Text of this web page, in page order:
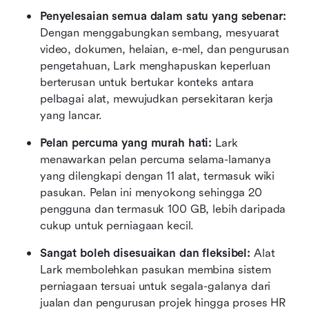
Penyelesaian semua dalam satu yang sebenar:
Dengan menggabungkan sembang, mesyuarat
video, dokumen, helaian, e-mel, dan pengurusan
pengetahuan, Lark menghapuskan keperluan
berterusan untuk bertukar konteks antara
pelbagai alat, mewujudkan persekitaran kerja
yang lancar.
Pelan percuma yang murah hati: Lark
menawarkan pelan percuma selama-lamanya
yang dilengkapi dengan 11 alat, termasuk wiki
pasukan. Pelan ini menyokong sehingga 20
pengguna dan termasuk 100 GB, lebih daripada
cukup untuk perniagaan kecil.
Sangat boleh disesuaikan dan fleksibel: Alat
Lark membolehkan pasukan membina sistem
perniagaan tersuai untuk segala-galanya dari
jualan dan pengurusan projek hingga proses HR